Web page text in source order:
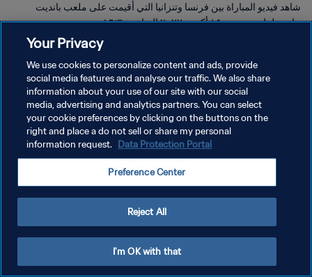
شاهد فيديو المباراة بين فرنسا وتنزانيا التي أقيمت على ملعب بانديت
جاوهر لعل نهرو يوم ١٥ أكتوبر ٢٠٢٢ الساعة ١٦:٣٠
سياسة الخصوصية
إدارة تفضيلات ملفات تعريف الارتباط
Your Privacy
We use cookies to personalize content and ads, provide
social media features and analyse our traffic. We also share
information about your use of our site with our social
media, advertising and analytics partners. You can select
your cookie preferences by clicking on the buttons on the
right and place a do not sell or share my personal
information request. Data Protection Portal
Preference Center
Reject All
I'm OK with that